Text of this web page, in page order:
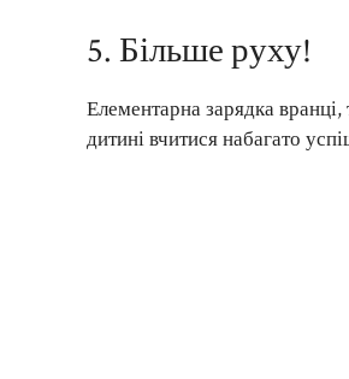
5. Більше руху!
Елементарна зарядка
дитині вчитися набагато